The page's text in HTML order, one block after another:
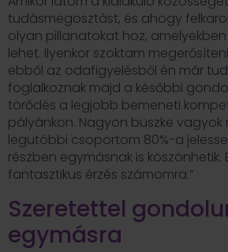
tudásmegosztást, és ahogy
olyan pillanatokat hoz,
lehet. Ilyenkor szoktam
ebből az odafigyelésből én már
foglalkoznak majd a későbbi
törődés a legjobb bemeneti
pályánkon. Nagyon büszke vagyok
legutóbbi csoportom 80%-a
részben egymásnak is
fantasztikus érzés számomra.”
Szeretettel
egymásra